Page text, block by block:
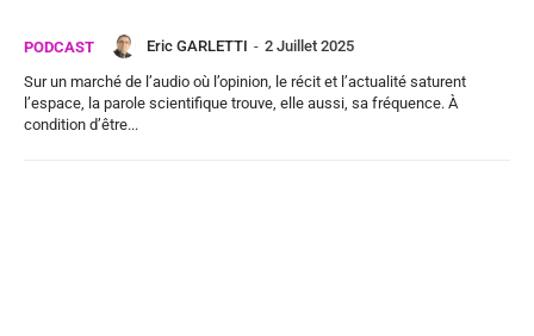
PODCAST Eric GARLETTI - 2 Juillet 2025
Sur un marché de l’audio où l’opinion, le récit et l’actualité saturent
l’espace, la parole scientifique trouve, elle aussi, sa fréquence. À
condition d’être...